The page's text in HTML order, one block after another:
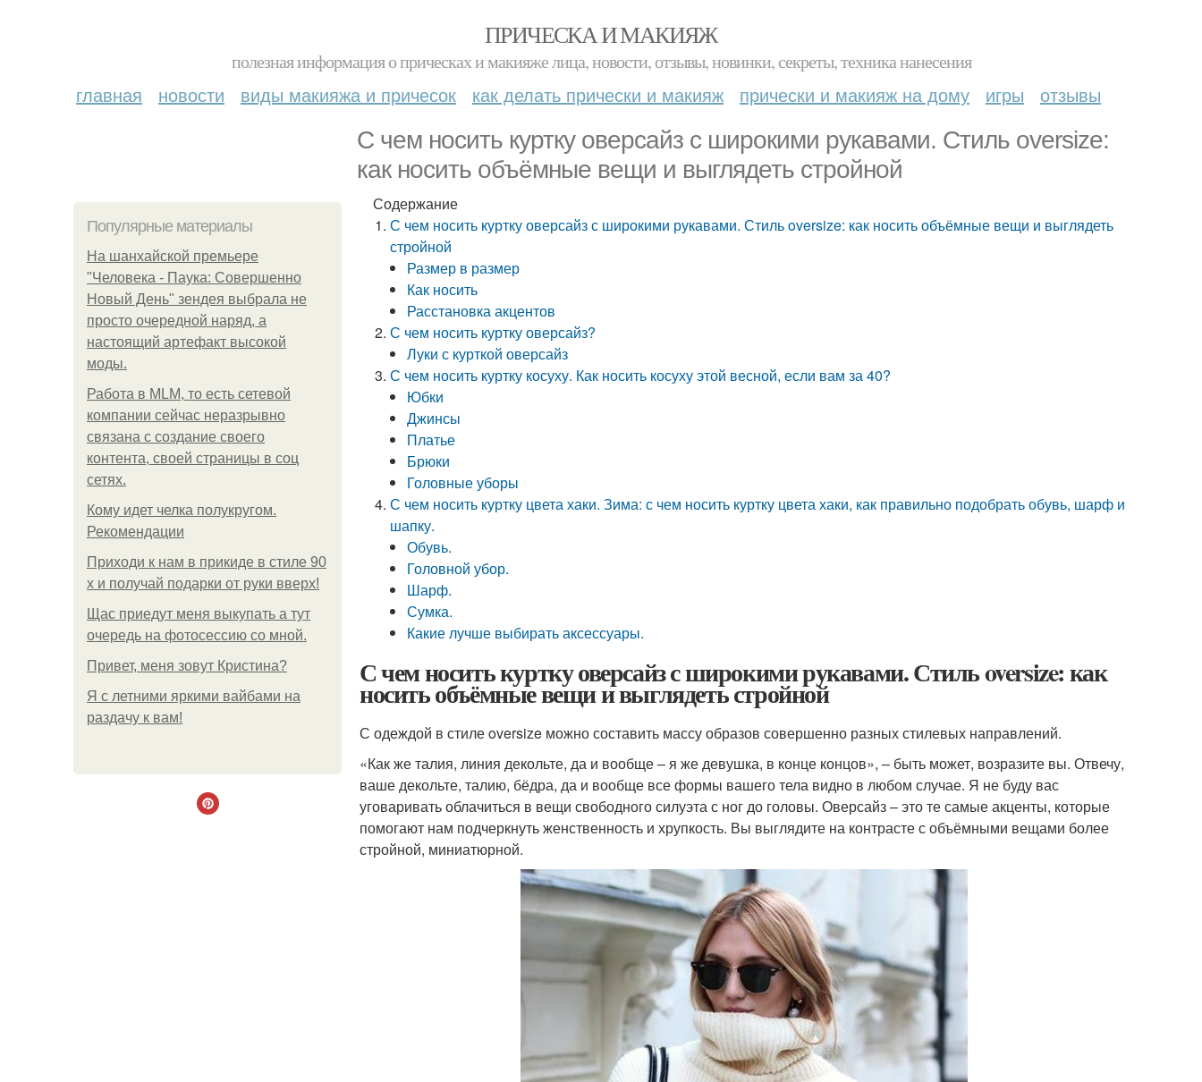
ПРИЧЕСКА И МАКИЯЖ
полезная информация о прическах и макияже лица, новости, отзывы, новинки, секреты, техника нанесения
главная новости виды макияжа и причесок как делать прически и макияж прически и макияж на дому игры отзывы
С чем носить куртку оверсайз с широкими рукавами. Стиль oversize:
как носить объёмные вещи и выглядеть стройной
Популярные материалы
На шанхайской премьере
"Человека - Паука: Совершенно
Новый День" зендея выбрала не
просто очередной наряд, а
настоящий артефакт высокой
моды.
Работа в MLM, то есть сетевой
компании сейчас неразрывно
связана с создание своего
контента, своей страницы в соц
сетях.
Кому идет челка полукругом.
Рекомендации
Приходи к нам в прикиде в стиле 90
х и получай подарки от руки вверх!
Щас приедут меня выкупать а тут
очередь на фотосессию со мной.
Привет, меня зовут Кристина?
Я с летними яркими вайбами на
раздачу к вам!
Содержание
С чем носить куртку оверсайз с широкими рукавами. Стиль oversize: как носить объёмные вещи и выглядеть
стройной
Размер в размер
Как носить
Расстановка акцентов
С чем носить куртку оверсайз?
Луки с курткой оверсайз
С чем носить куртку косуху. Как носить косуху этой весной, если вам за 40?
Юбки
Джинсы
Платье
Брюки
Головные уборы
С чем носить куртку цвета хаки. Зима: с чем носить куртку цвета хаки, как правильно подобрать обувь, шарф и
шапку.
Обувь.
Головной убор.
Шарф.
Сумка.
Какие лучше выбирать аксессуары.
С чем носить куртку оверсайз с широкими рукавами. Стиль oversize: как
носить объёмные вещи и выглядеть стройной
С одеждой в стиле oversize можно составить массу образов совершенно разных стилевых направлений.
«Как же талия, линия декольте, да и вообще – я же девушка, в конце концов», – быть может, возразите вы. Отвечу,
ваше декольте, талию, бёдра, да и вообще все формы вашего тела видно в любом случае. Я не буду вас
уговаривать облачиться в вещи свободного силуэта с ног до головы. Оверсайз – это те самые акценты, которые
помогают нам подчеркнуть женственность и хрупкость. Вы выглядите на контрасте с объёмными вещами более
стройной, миниатюрной.